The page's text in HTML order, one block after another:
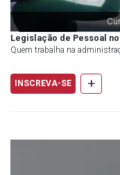
Legislação de Pessoal
Quem trabalha na
planeja fazer depende de
INSCREVA-SE
+